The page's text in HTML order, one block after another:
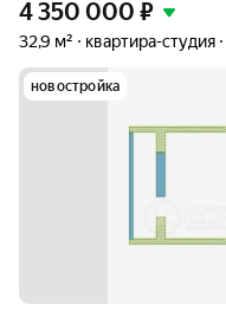
4 350 000 ₽
32,9 м² квартира-студия
новостройка